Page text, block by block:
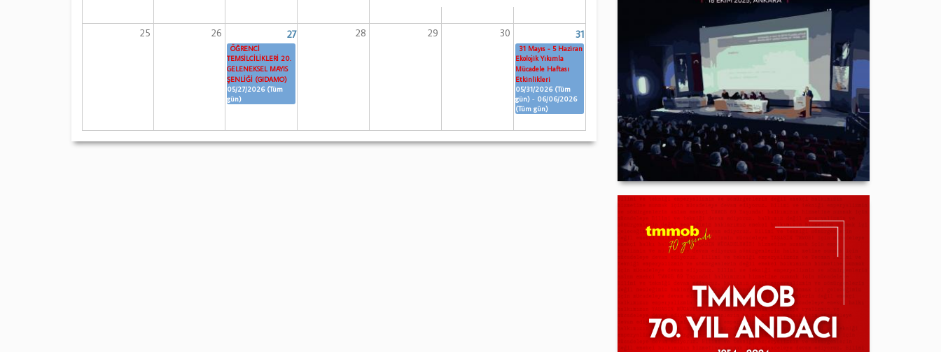
25 26 27 28 29 30 31
ÖĞRENCİ
TEMSİLCİLİKLERİ 20.
GELENEKSEL MAYIS
ŞENLİĞİ (GIDAMO)
05/27/2026 (Tüm
gün)
31 Mayıs - 5 Haziran
Ekolojik Yıkımla
Mücadele Haftası
Etkinlikleri
05/31/2026 (Tüm
gün) - 06/06/2026
(Tüm gün)